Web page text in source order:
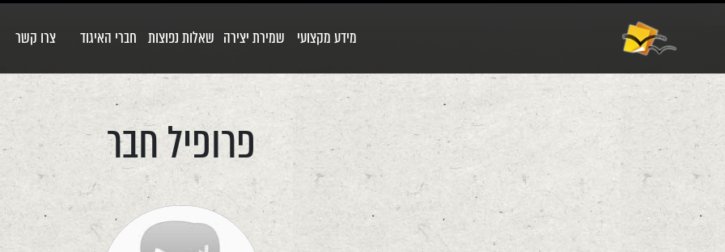
מידע מקצועי שמירת יצירה שאלות נפוצות חברי האיגוד צרו קשר
פרופיל חבר